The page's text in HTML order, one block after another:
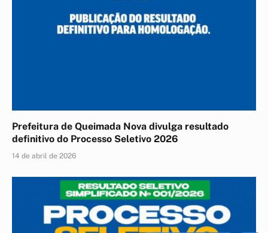
Prefeitura de Queimada Nova divulga resultado
definitivo do Processo Seletivo 2026
14 de abril de 2026